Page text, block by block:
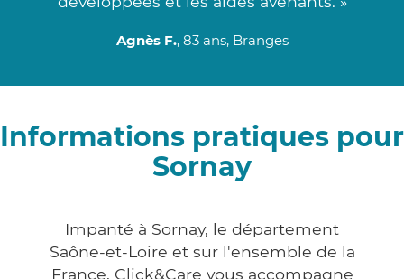
Agnès F., 83 ans, Branges
Informations pratiques pour
Sornay
Impanté à Sornay, le département
Saône-et-Loire et sur l'ensemble de la
France, Click&Care vous accompagne